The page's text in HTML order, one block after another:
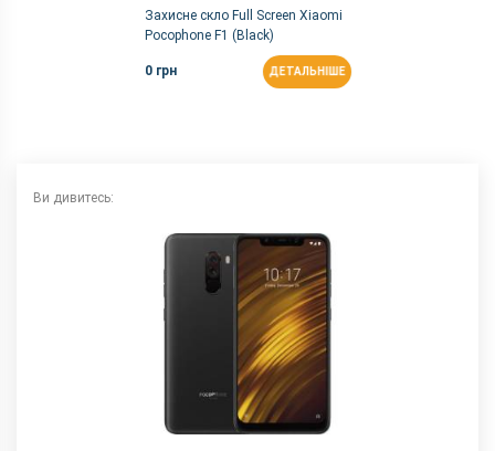
3.5 мм
Характеристики та комплектацію товару виробник може
змінити без повідомлення.
Захисне скло Full Screen Xiaomi
Pocophone F1 (Black)
0 грн ДЕТАЛЬНІШЕ
Ви дивитесь: